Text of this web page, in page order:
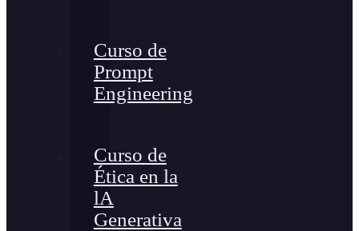
Curso de
Prompt
Engineering
Curso de
Ética en la
lA
Generativa